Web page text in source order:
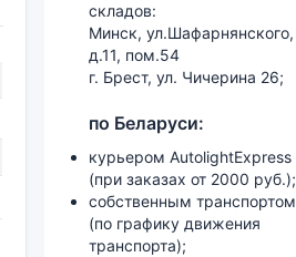
складов:
Минск, ул.Шафарнянского,
д.11, пом.54
г. Брест, ул. Чичерина 26;
по Беларуси:
курьером AutolightExpress
(при заказах от 2000 руб.);
собственным транспортом
(по графику движения
транспорта);